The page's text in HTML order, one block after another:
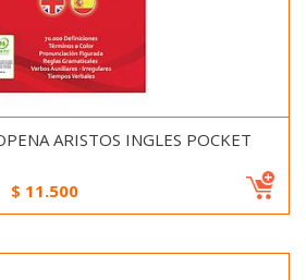
ARISTOS INGLES POCKET
$ 11.500